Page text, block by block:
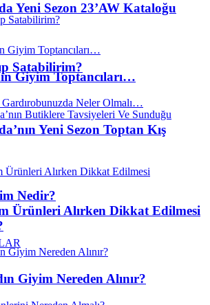
Satabilirim?
Nedir?
Yeni Sezon 23’AW Kataloğu
Giyim Toptancıları…
Yeni Sezon Toptan Kış
Ürünleri Alırken Dikkat Edilmesi
Giyim Nereden Alınır?